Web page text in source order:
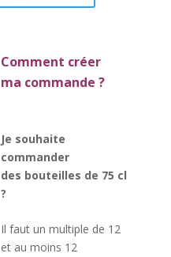
Comment créer
ma commande ?
Je souhaite
commander
des bouteilles de 75 cl
?
Il faut un multiple de 12
et au moins 12